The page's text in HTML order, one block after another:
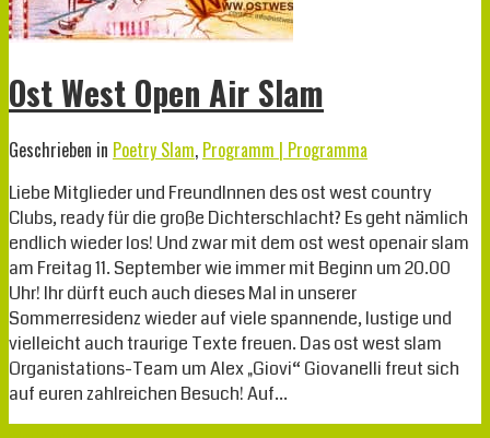
Ost West Open Air Slam
Geschrieben in Poetry Slam, Programm | Programma
Liebe Mitglieder und FreundInnen des ost west country
Clubs, ready für die große Dichterschlacht? Es geht nämlich
endlich wieder los! Und zwar mit dem ost west openair slam
am Freitag 11. September wie immer mit Beginn um 20.00
Uhr! Ihr dürft euch auch dieses Mal in unserer
Sommerresidenz wieder auf viele spannende, lustige und
vielleicht auch traurige Texte freuen. Das ost west slam
Organistations-Team um Alex „Giovi“ Giovanelli freut sich
auf euren zahlreichen Besuch! Auf…